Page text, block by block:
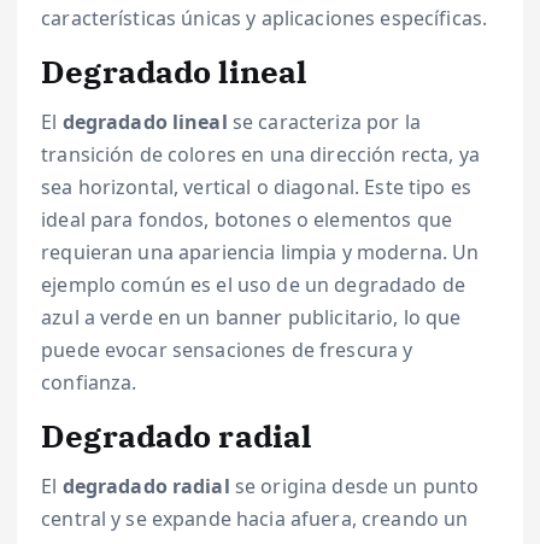
características únicas y aplicaciones específicas.
Degradado lineal
El degradado lineal se caracteriza por la
transición de colores en una dirección recta, ya
sea horizontal, vertical o diagonal. Este tipo es
ideal para fondos, botones o elementos que
requieran una apariencia limpia y moderna. Un
ejemplo común es el uso de un degradado de
azul a verde en un banner publicitario, lo que
puede evocar sensaciones de frescura y
confianza.
Degradado radial
El degradado radial se origina desde un punto
central y se expande hacia afuera, creando un